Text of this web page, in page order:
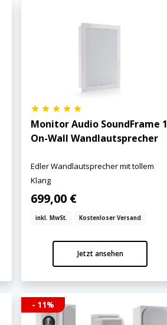
Monitor Audio SoundFrame 1
On-Wall Wandlautsprecher
Edler Wandlautsprecher mit tollem
Klang
699,00 €
inkl. MwSt. Kostenloser Versand
Jetzt ansehen
- 11%